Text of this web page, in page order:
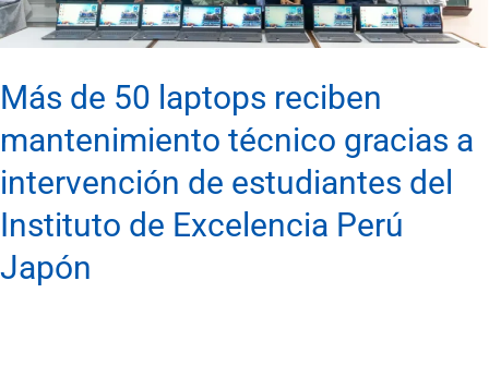
Más de 50 laptops reciben
mantenimiento técnico gracias a
intervención de estudiantes del
Instituto de Excelencia Perú
Japón
gracias
a
intervención
de
estudiantes
del
Instituto
de
Excelencia